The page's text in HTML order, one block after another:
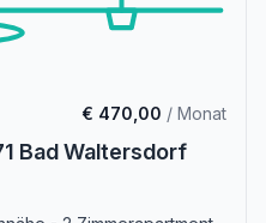
€ 470,00 / Monat
Bad Waltersdorf